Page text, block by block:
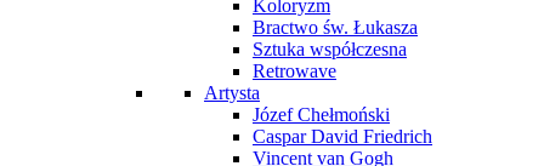
Koloryzm
Bractwo św. Łukasza
Sztuka współczesna
Retrowave
Artysta
Józef Chełmoński
Caspar David Friedrich
Vincent van Gogh